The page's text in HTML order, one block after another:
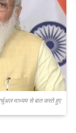
माध्यम से बात करते हुए